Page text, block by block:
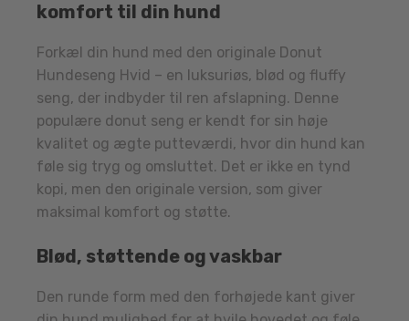
komfort til din hund
Forkæl din hund med den originale Donut
Hundeseng Hvid – en luksuriøs, blød og fluffy
seng, der indbyder til ren afslapning. Denne
populære donut seng er kendt for sin høje
kvalitet og ægte putteværdi, hvor din hund kan
føle sig tryg og omsluttet. Det er ikke en tynd
kopi, men den originale version, som giver
maksimal komfort og støtte.
Blød, støttende og vaskbar
Den runde form med den forhøjede kant giver